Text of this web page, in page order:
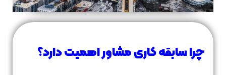
چرا سابقه کاری مشاور اهمیت دارد؟